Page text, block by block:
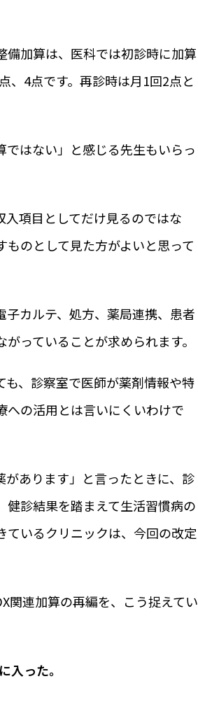
加算は、医科では初診時に加算
、4点です。再診時は月1回2点と
はない」と感じる先生もいらっ
項目としてだけ見るのではな
のとして見た方がよいと思って
カルテ、処方、薬局連携、患者
っていることが求められます。
、診察室で医師が薬剤情報や特
への活用とは言いにくいわけで
あります」と言ったときに、診
診結果を踏まえて生活習慣病の
いるクリニックは、今回の改定
関連加算の再編を、こう捉えてい
入った。